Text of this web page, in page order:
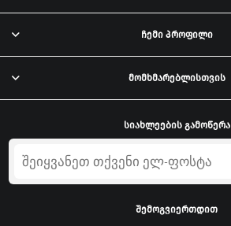
ჩემი პროფილი
მომხმარებლისთვის
სიახლეების გამოწერა
შემოგვიერთდით